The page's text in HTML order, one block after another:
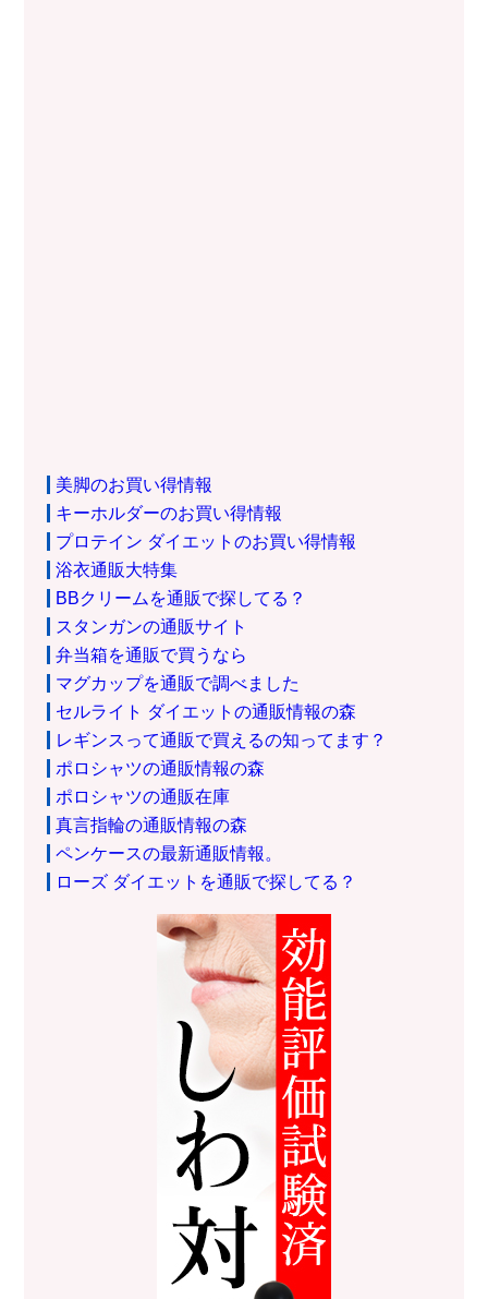
美脚のお買い得情報
キーホルダーのお買い得情報
プロテイン ダイエットのお買い得情報
浴衣通販大特集
BBクリームを通販で探してる？
スタンガンの通販サイト
弁当箱を通販で買うなら
マグカップを通販で調べました
セルライト ダイエットの通販情報の森
レギンスって通販で買えるの知ってます？
ポロシャツの通販情報の森
ポロシャツの通販在庫
真言指輪の通販情報の森
ペンケースの最新通販情報。
ローズ ダイエットを通販で探してる？